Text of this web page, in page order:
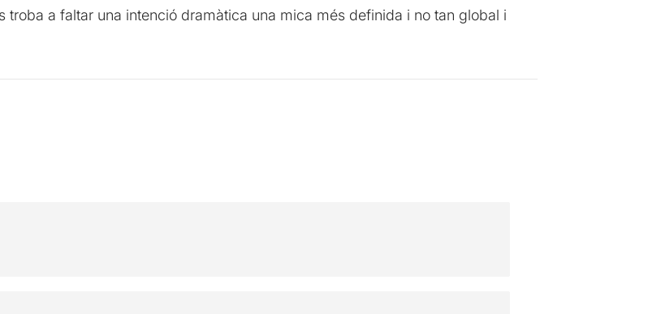
a faltar una intenció dramàtica una mica més definida i no tan global i